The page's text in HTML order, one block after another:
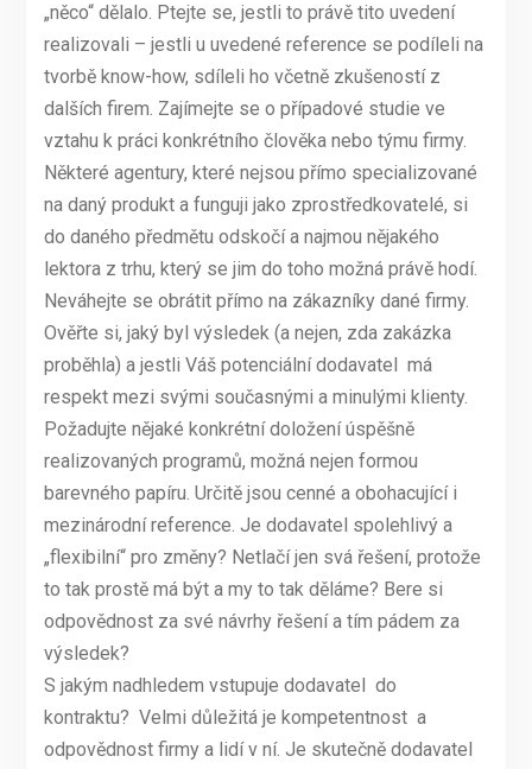
„něco“ dělalo. Ptejte se, jestli to právě tito uvedení
realizovali – jestli u uvedené reference se podíleli na
tvorbě know-how, sdíleli ho včetně zkušeností z
dalších firem. Zajímejte se o případové studie ve
vztahu k práci konkrétního člověka nebo týmu firmy.
Některé agentury, které nejsou přímo specializované
na daný produkt a funguji jako zprostředkovatelé, si
do daného předmětu odskočí a najmou nějakého
lektora z trhu, který se jim do toho možná právě hodí.
Neváhejte se obrátit přímo na zákazníky dané firmy.
Ověřte si, jaký byl výsledek (a nejen, zda zakázka
proběhla) a jestli Váš potenciální dodavatel má
respekt mezi svými současnými a minulými klienty.
Požadujte nějaké konkrétní doložení úspěšně
realizovaných programů, možná nejen formou
barevného papíru. Určitě jsou cenné a obohacující i
mezinárodní reference. Je dodavatel spolehlivý a
„flexibilní“ pro změny? Netlačí jen svá řešení, protože
to tak prostě má být a my to tak děláme? Bere si
odpovědnost za své návrhy řešení a tím pádem za
výsledek?
S jakým nadhledem vstupuje dodavatel do
kontraktu? Velmi důležitá je kompetentnost a
odpovědnost firmy a lidí v ní. Je skutečně dodavatel